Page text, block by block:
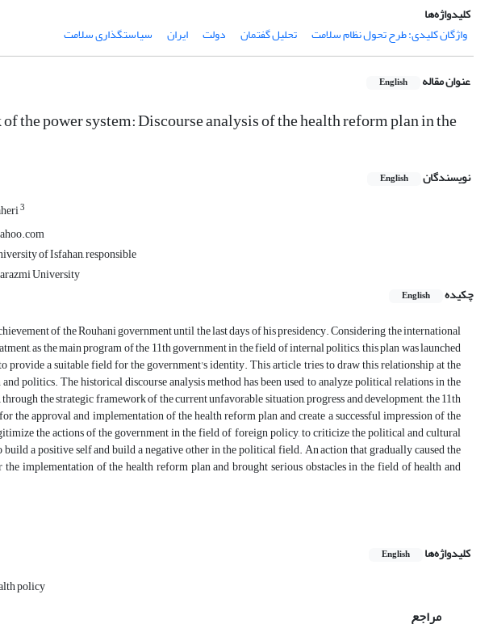
کلیدواژه‌ها
واژگان کلیدی: طرح تحول نظام سلامت
تحلیل گفتمان دولت ایران سیاستگذاری سلامت
عنوان مقاله English
the power system: Discourse analysis of the health reform plan in the
نویسندگان English
3
of Isfahan, responsible
University
چکیده
English
of the Rouhani government until the last days of his presidency. Considering the international
as the main program of the 11th government in the field of internal politics, this plan was launched
provide a suitable field for the government's identity. This article tries to draw this relationship at the
politics. The historical discourse analysis method has been used to analyze political relations in the
the strategic framework of the current unfavorable situation, progress and development, the 11th
the approval and implementation of the health reform plan and create a successful impression of the
the actions of the government in the field of foreign policy, to criticize the political and cultural
a positive self and build a negative other in the political field. An action that gradually caused the
implementation of the health reform plan and brought serious obstacles in the field of health and
کلیدواژه‌ها English
policy
مراجع